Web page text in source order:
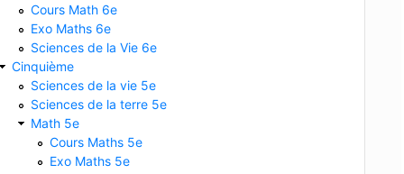
Cours Math 6e
Exo Maths 6e
Sciences de la Vie 6e
Cinquième
Sciences de la vie 5e
Sciences de la terre 5e
Math 5e
Cours Maths 5e
Exo Maths 5e